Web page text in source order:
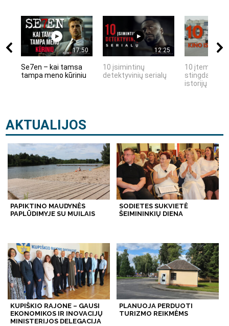
17:50
Se7en – kai tamsa
tampa meno kūriniu
12:25
10 įsimintinų
detektyvinių serialų
10 įtemptų,
stingdančių
istorijų
AKTUALIJOS
PAPIKTINO MAUDYNĖS
PAPLŪDIMYJE SU MUILAIS
SODIETES SUKVIETĖ
ŠEIMININKIŲ DIENA
KUPIŠKIO RAJONE – GAUSI
EKONOMIKOS IR INOVACIJŲ
MINISTERIJOS DELEGACIJA
PLANUOJA PERDUOTI
TURIZMO REIKMĖMS